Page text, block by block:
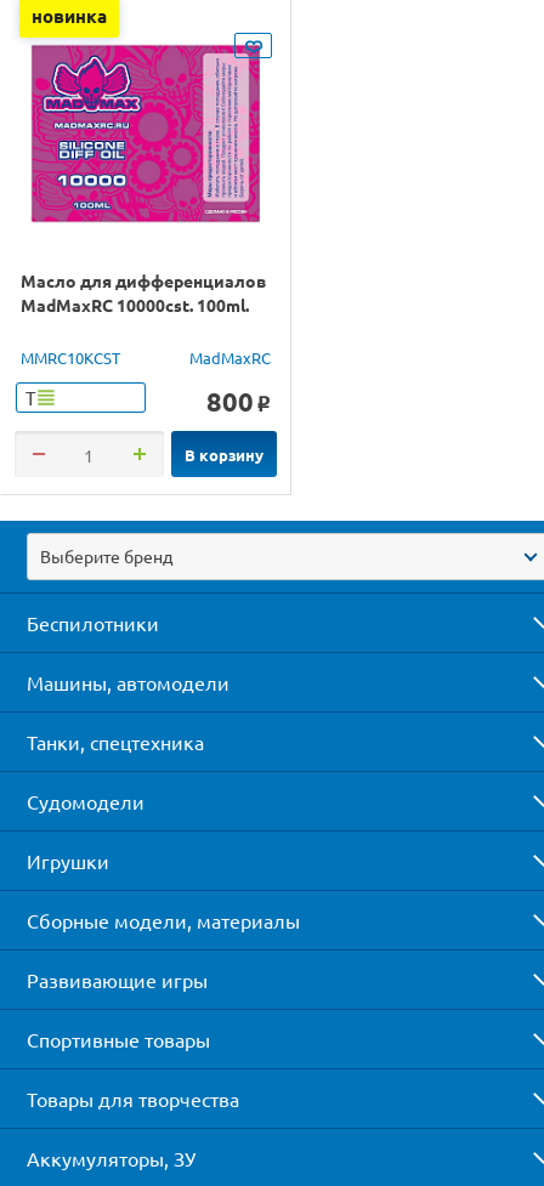
новинка
Масло для дифференциалов
MadMaxRC 10000cst. 100ml.
MMRC10KCST MadMaxRC
Т 800 o
В корзину
Выберите бренд
Беспилотники
Машины, автомодели
Танки, спецтехника
Судомодели
Игрушки
Сборные модели, материалы
Развивающие игры
Спортивные товары
Товары для творчества
Аккумуляторы, ЗУ